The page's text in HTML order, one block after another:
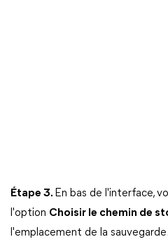
Étape 3. En bas de l'interface,
l'option Choisir le chemin de
l'emplacement de la